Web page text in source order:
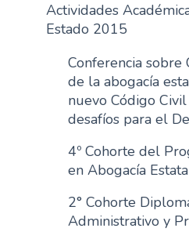
Actividades
Estado 2015
Conferencia sobre
de la abogacía
nuevo Código
desafíos para el
4º Cohorte del
en Abogacía
2° Cohorte
Administrativo y